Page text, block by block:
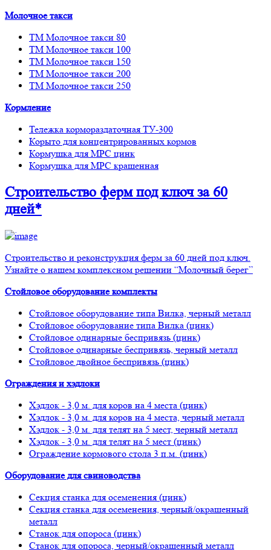
Молочное такси
ТМ Молочное такси 80
ТМ Молочное такси 100
ТМ Молочное такси 150
ТМ Молочное такси 200
ТМ Молочное такси 250
Кормление
Тележка кормораздаточная ТУ-300
Корыто для концентрированных кормов
Кормушка для МРС цинк
Кормушка для МРС крашенная
Строительство фермпод ключ за 60
дней*
Строительство и реконструкция ферм за 60 дней под ключ.
Узнайте о нашем комплексном решении “Молочный берег”
Стойловое оборудование комплекты
Стойловое оборудование типа Вилка, черный металл
Стойловое оборудование типа Вилка (цинк)
Стойловое одинарные беспривязь (цинк)
Стойловое одинарные беспривязь, черный металл
Стойловое двойное беспривязь (цинк)
Ограждения и хэдлоки
Хэдлок - 3,0 м. для коров на 4 места (цинк)
Хэдлок - 3,0 м. для коров на 4 места, черный металл
Хэдлок - 3,0 м. для телят на 5 мест, черный металл
Хэдлок - 3,0 м. для телят на 5 мест (цинк)
Ограждение кормового стола 3 п.м. (цинк)
Оборудование для свиноводства
Секция станка для осеменения (цинк)
Секция станка для осеменения, черный/окрашенный
металл
Станок для опороса (цинк)
Станок для опороса, черный/окрашенный металл